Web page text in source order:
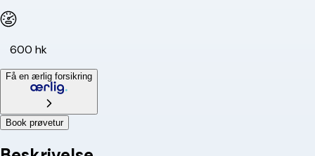
600 hk
Få en ærlig forsikring
Book prøvetur